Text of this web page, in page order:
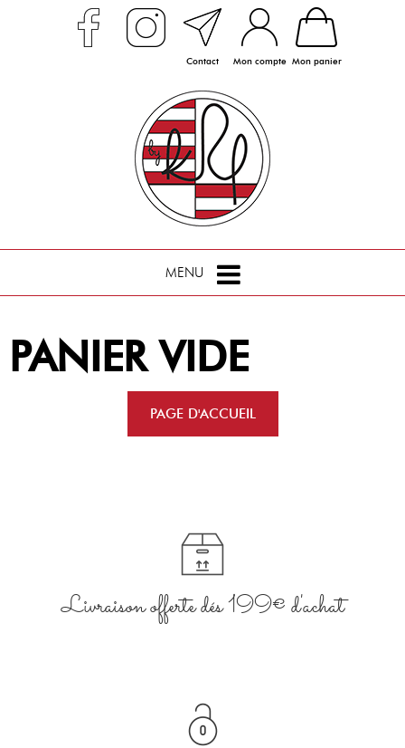
Contact Mon compte Mon panier
MENU
PANIER VIDE
Livraison offerte dés 199€ d'achat